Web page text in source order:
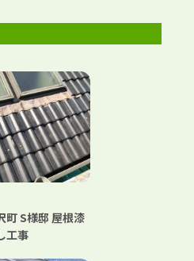
町 S様邸 屋根漆
工事